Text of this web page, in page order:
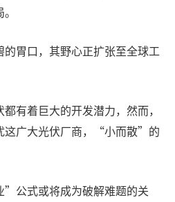
胃口，其野心正扩张至全球工
有着巨大的开发潜力，然而，
这广大光伏厂商，“小而散”的
公式或将成为破解难题的关